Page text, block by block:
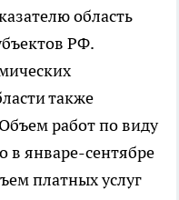
область
РФ.
также
работ по виду
в январе-сентябре
платных услуг